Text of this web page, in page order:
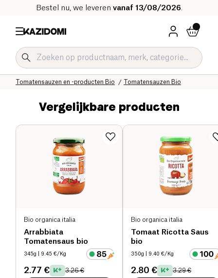
Bestel nu, we leveren vanaf 13/08/2026
Tomatensauzen Bio
Tomatensauzen en -producten Bio
Sauzen en Condimenten Bio
Zoute Kruidenierswaren Bio
Onze biologische catalogus
Home
Vergelijkbare producten
Bio organica italia
Arrabbiata
Tomatensaus bio
345g | 9.45 €/Kg
2.77 € 3.26 €
Bio organica italia
Tomaat Ricotta Saus
bio
350g | 9.40 €/Kg
2.80 € 3.29 €